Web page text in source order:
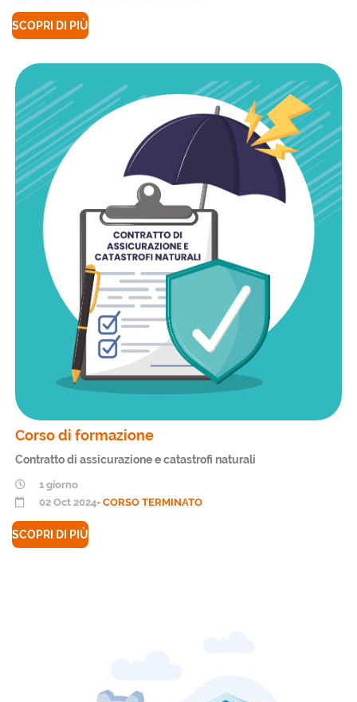
SCOPRI DI PIÙ
Corso di formazione
Contratto di assicurazione e catastrofi naturali
1 giorno
02 Oct 2024- CORSO TERMINATO
SCOPRI DI PIÙ